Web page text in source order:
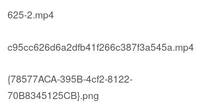
625-2.mp4
c95cc626d6a2dfb41f266c387f3a545a.mp4
{78577ACA-395B-4cf2-8122-
70B8345125CB}.png